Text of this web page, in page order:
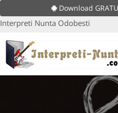
Download
Interpreti Nunta Odobesti